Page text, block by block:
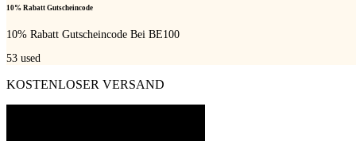
10% Rabatt Gutscheincode
10% Rabatt Gutscheincode Bei BE100
53 used
KOSTENLOSER VERSAND